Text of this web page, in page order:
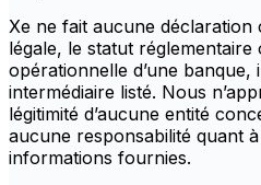
Xe ne fait aucune déclaration
légale, le statut réglementaire
opérationnelle d’une
intermédiaire listé. Nous
légitimité d’aucune entité
aucune responsabilité quant
informations fournies.